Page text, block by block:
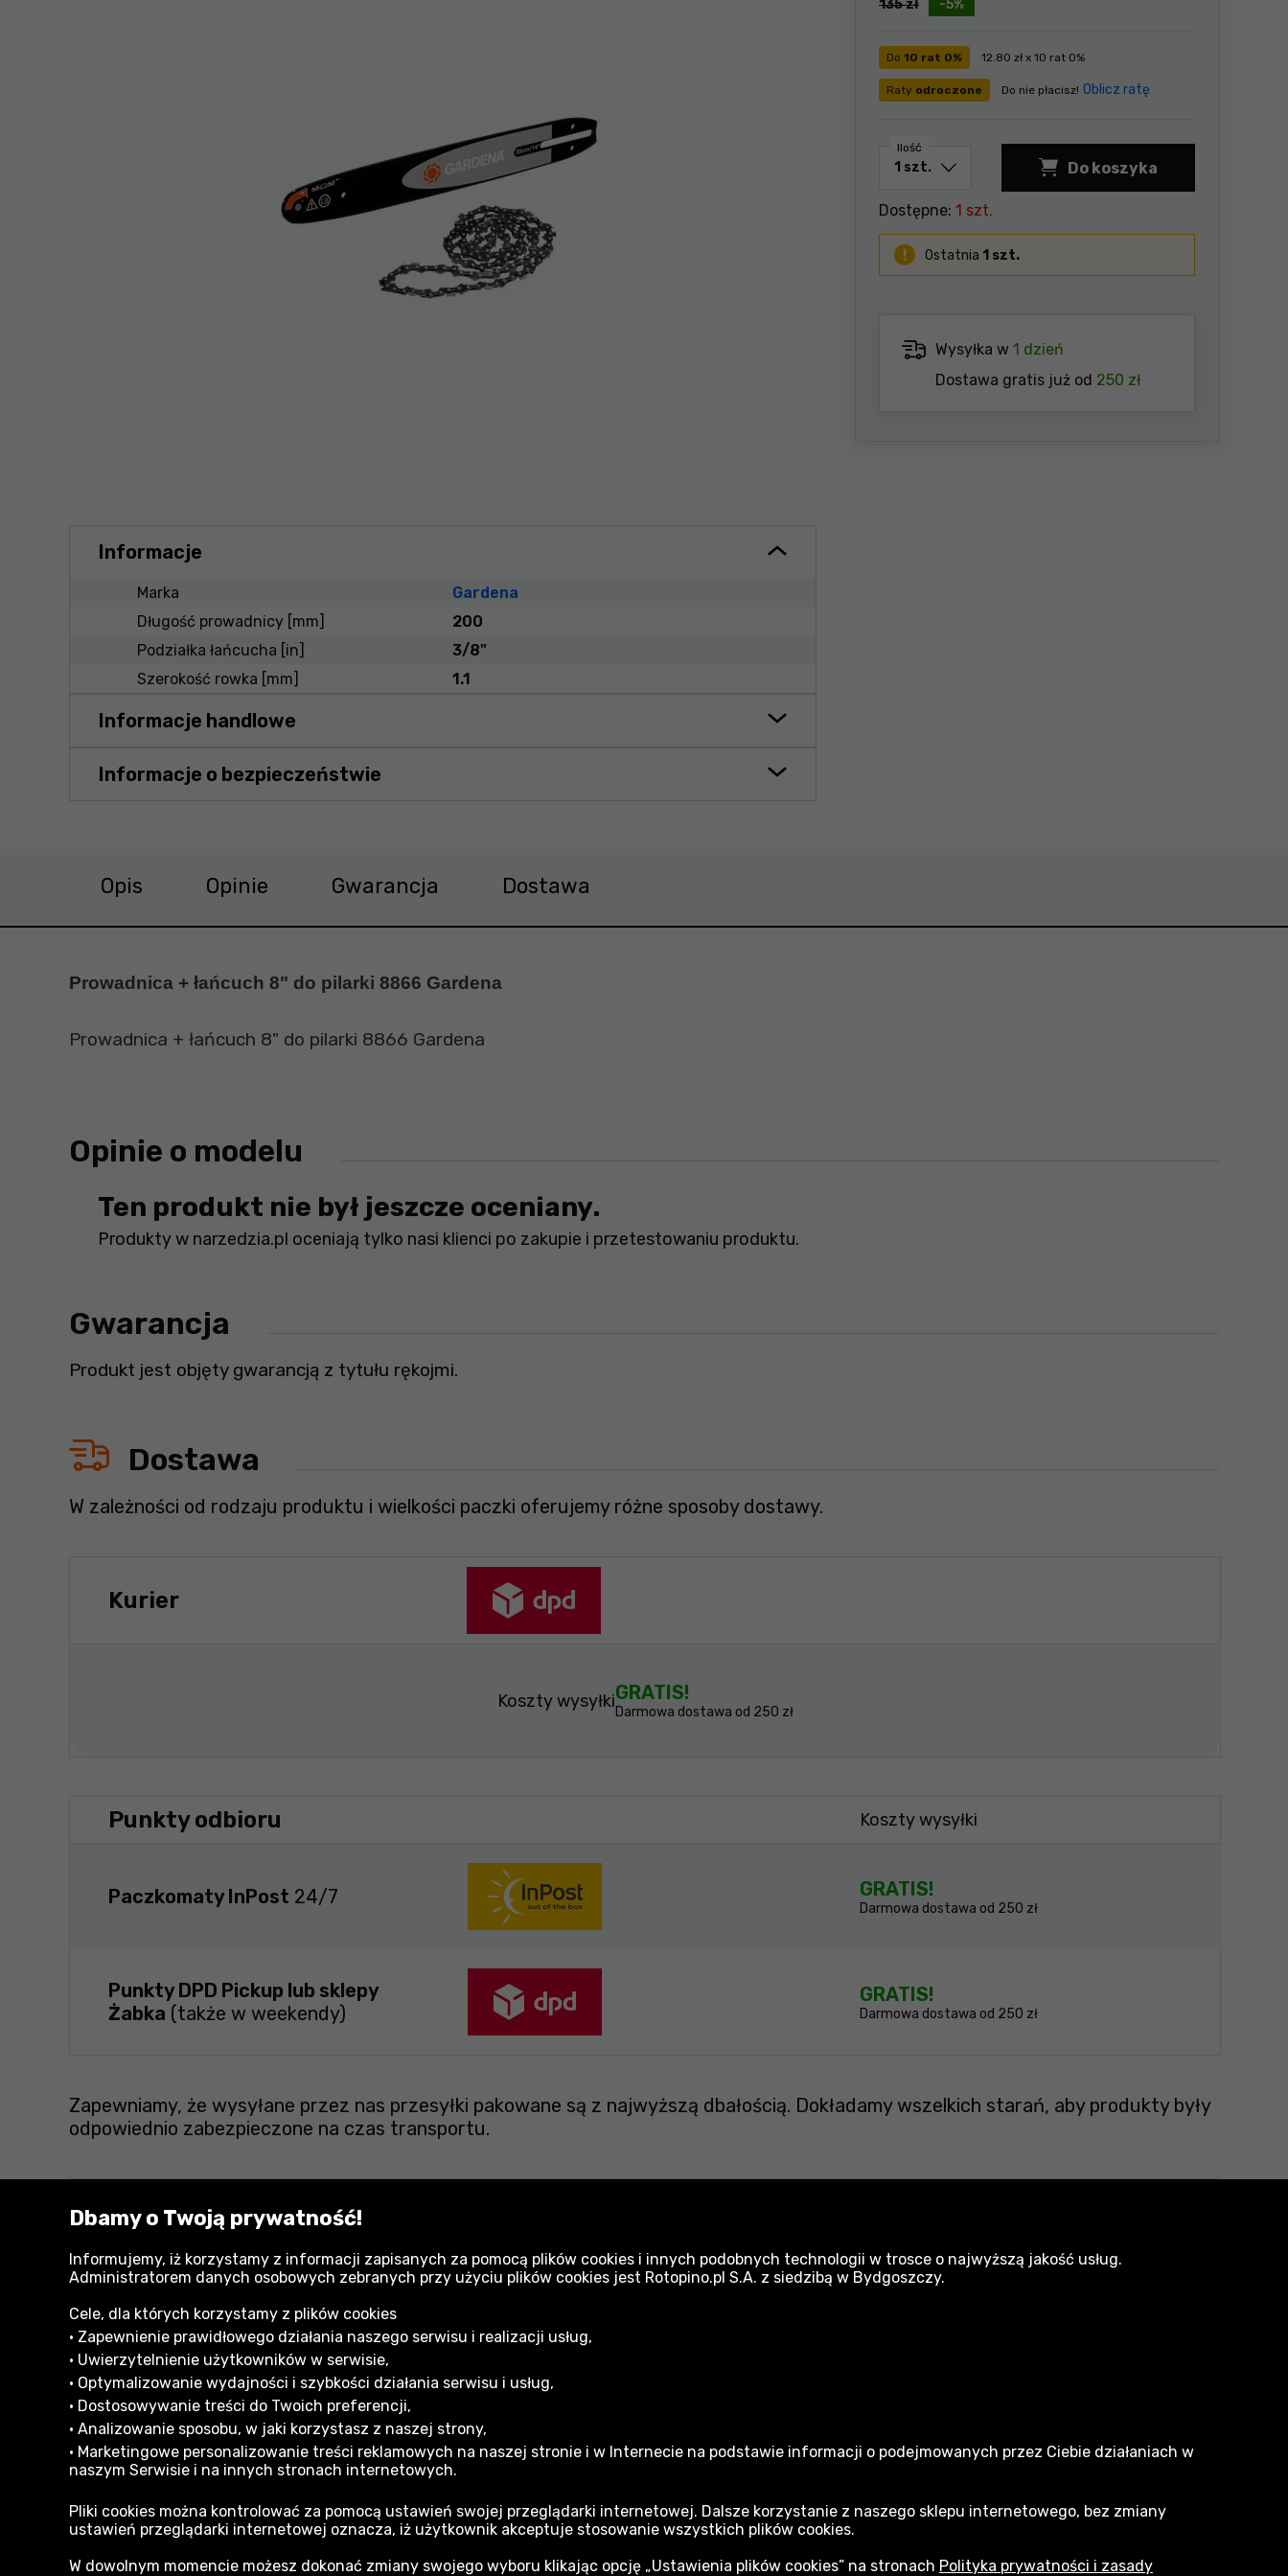
-5%
135zł
Do 10 rat 0% 12.80 zł x 10 rat 0%
Raty odroczone Do nie płacisz! Oblicz ratę
Ilość
Do koszyka
Dostępne: 1 szt.
Ostatnia 1 szt.
Wysyłka w 1 dzień
Dostawa gratis już od 250 zł
Informacje
Marka
Gardena
Długość prowadnicy [mm]
200
Podziałka łańcucha [in]
3/8"
Szerokość rowka [mm]
1.1
Informacje handlowe
Informacje o bezpieczeństwie
Opis Opinie Gwarancja Dostawa
Prowadnica + łańcuch 8" do pilarki 8866 Gardena
Prowadnica + łańcuch 8" do pilarki 8866 Gardena
Opinie o modelu
Ten produkt nie był jeszcze oceniany.
Produkty w narzedzia.pl oceniają tylko nasi klienci po zakupie i przetestowaniu produktu.
Gwarancja
Produkt jest objęty gwarancją z tytułu rękojmi.
Dostawa
W zależności od rodzaju produktu i wielkości paczki oferujemy różne sposoby dostawy.
Kurier
Koszty wysyłkiGRATIS!
Darmowa dostawa od 250 zł
Punkty odbioru Koszty wysyłki
Paczkomaty InPost 24/7 GRATIS!
Darmowa dostawa od 250 zł
Punkty DPD Pickup lub sklepy
Żabka (także w weekendy)
GRATIS!
Darmowa dostawa od 250 zł
Zapewniamy, że wysyłane przez nas przesyłki pakowane są z najwyższą dbałością. Dokładamy wszelkich starań, aby produkty były
odpowiednio zabezpieczone na czas transportu.
Zobacz również:
Akcesoria i osprzęt do narzędzi ogrodowych
Gardena
Wyposażenie dodatkowe Gardena
Elektronarzędzia - akcesoria i osprzęt Gardena
Wyprzedaż 2025
Informacje dla Klienta
Formy płatności
Zakupy na raty
Dostawa - koszt i opcje
Reklamacja gwarancyjna
Regulamin sklepu
Opinie
Dlaczego my
Marki
Dbamy o Twoją prywatność!
Informujemy, iż korzystamy z informacji zapisanych za pomocą plików cookies i innych podobnych technologii w trosce o najwyższą jakość usług.
Administratorem danych osobowych zebranych przy użyciu plików cookies jest Rotopino.pl S.A. z siedzibą w Bydgoszczy.
Cele, dla których korzystamy z plików cookies
• Zapewnienie prawidłowego działania naszego serwisu i realizacji usług,
• Uwierzytelnienie użytkowników w serwisie,
• Optymalizowanie wydajności i szybkości działania serwisu i usług,
• Dostosowywanie treści do Twoich preferencji,
• Analizowanie sposobu, w jaki korzystasz z naszej strony,
• Marketingowe personalizowanie treści reklamowych na naszej stronie i w Internecie na podstawie informacji o podejmowanych przez Ciebie działaniach w
naszym Serwisie i na innych stronach internetowych.
Pliki cookies można kontrolować za pomocą ustawień swojej przeglądarki internetowej. Dalsze korzystanie z naszego sklepu internetowego, bez zmiany
ustawień przeglądarki internetowej oznacza, iż użytkownik akceptuje stosowanie wszystkich plików cookies.
W dowolnym momencie możesz dokonać zmiany swojego wyboru klikając opcję „Ustawienia plików cookies” na stronach Polityka prywatności i zasady